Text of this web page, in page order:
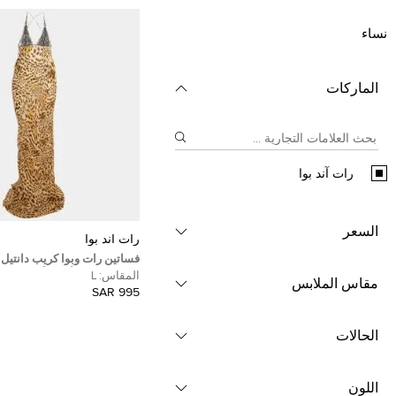
نساء
الماركات
رات آند بوا
السعر
مقاس الملابس
الحالات
اللون
رات آند بوا
فساتين رات وبوا كريب
حيوانات بني / أسود أكيما
المقاس: L
995 SAR